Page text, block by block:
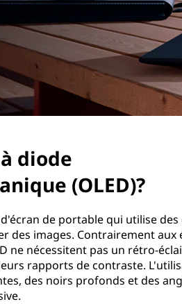
diode
(OLED)?
de portable qui utilise des
des images. Contrairement aux
ne nécessitent pas un rétro-
rapports de contraste.
des noirs profonds et des